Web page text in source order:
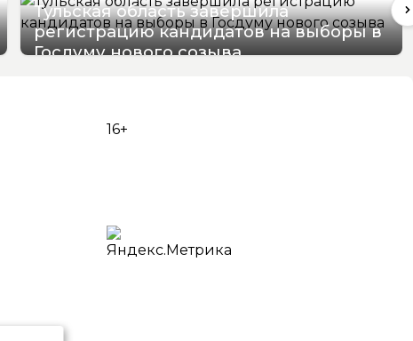
Тульская область завершила
регистрацию кандидатов на выборы в
Госдуму нового созыва
16+